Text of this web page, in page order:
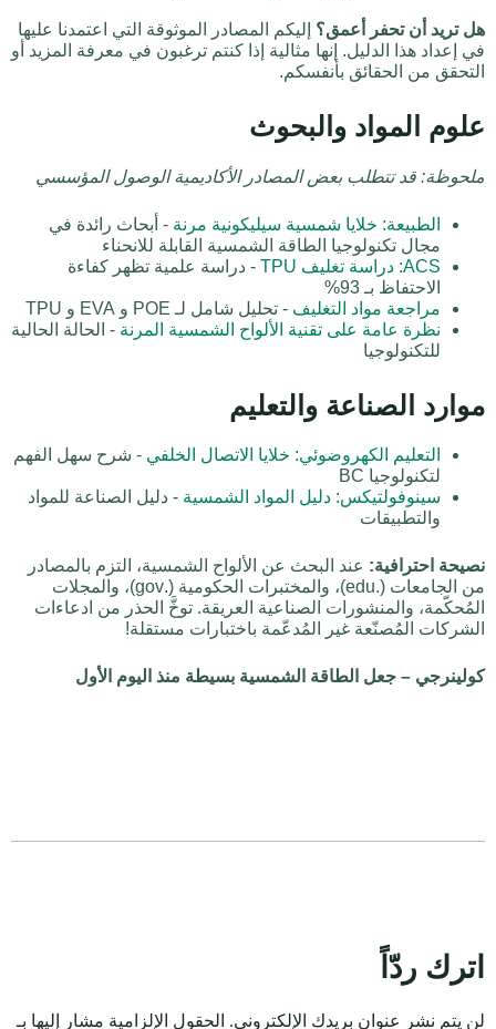
هل تريد أن تحفر أعمق؟ إليكم المصادر الموثوقة التي اعتمدنا عليها
في إعداد هذا الدليل. إنها مثالية إذا كنتم ترغبون في معرفة المزيد أو
التحقق من الحقائق بأنفسكم.
علوم المواد والبحوث
ملحوظة: قد تتطلب بعض المصادر الأكاديمية الوصول المؤسسي
الطبيعة: خلايا شمسية سيليكونية مرنة - أبحاث رائدة في
مجال تكنولوجيا الطاقة الشمسية القابلة للانحناء
ACS: دراسة تغليف TPU
- دراسة علمية تظهر كفاءة
الاحتفاظ بـ 93%
مراجعة مواد التغليف - تحليل شامل لـ POE و EVA و TPU
نظرة عامة على تقنية الألواح الشمسية المرنة - الحالة الحالية
للتكنولوجيا
موارد الصناعة والتعليم
التعليم الكهروضوئي: خلايا الاتصال الخلفي - شرح سهل الفهم
لتكنولوجيا BC
سينوفولتيكس: دليل المواد الشمسية - دليل الصناعة للمواد
والتطبيقات
نصيحة احترافية: عند البحث عن الألواح الشمسية، التزم بالمصادر
من الجامعات (.edu)، والمختبرات الحكومية (.gov)، والمجلات
المُحكّمة، والمنشورات الصناعية العريقة. توخَّ الحذر من ادعاءات
الشركات المُصنّعة غير المُدعّمة باختبارات مستقلة!
كولينرجي – جعل الطاقة الشمسية بسيطة منذ اليوم الأول
اترك ردّاً
لن يتم نشر عنوان بريدك الإلكتروني. الحقول الإلزامية مشار إليها بـ